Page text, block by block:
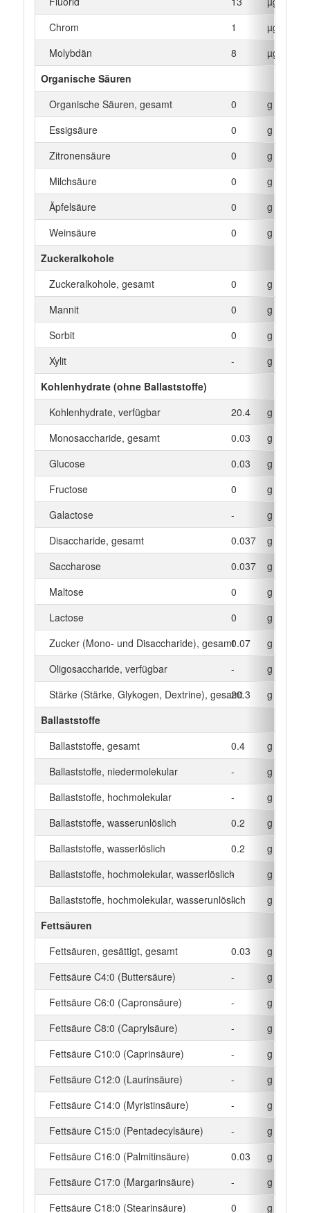
Chrom
1
µg
Molybdän
8
µg
Organische Säuren
Organische Säuren, gesamt
0
g
Essigsäure
0
g
Zitronensäure
0
g
Milchsäure
0
g
Äpfelsäure
0
g
Weinsäure
0
g
Zuckeralkohole
Zuckeralkohole, gesamt
0
g
Mannit
0
g
Sorbit
0
g
Xylit
-
g
Kohlenhydrate (ohne Ballaststoffe)
Kohlenhydrate, verfügbar
20.4
g
Monosaccharide, gesamt
0.03
g
Glucose
0.03
g
Fructose
0
g
Galactose
-
g
Disaccharide, gesamt
0.037
g
Saccharose
0.037
g
Maltose
0
g
Lactose
0
g
Zucker (Mono- und Disaccharide), gesamt0.07
g
Oligosaccharide, verfügbar
-
g
Stärke (Stärke, Glykogen, Dextrine), gesamt
20.3
g
Ballaststoffe
Ballaststoffe, gesamt
0.4
g
Ballaststoffe, niedermolekular
-
g
Ballaststoffe, hochmolekular
-
g
Ballaststoffe, wasserunlöslich
0.2
g
Ballaststoffe, wasserlöslich
0.2
g
Ballaststoffe, hochmolekular, wasserlöslich
-
g
Ballaststoffe, hochmolekular, wasserunlöslich
-
g
Fettsäuren
Fettsäuren, gesättigt, gesamt
0.03
g
Fettsäure C4:0 (Buttersäure)
-
g
Fettsäure C6:0 (Capronsäure)
-
g
Fettsäure C8:0 (Caprylsäure)
-
g
Fettsäure C10:0 (Caprinsäure)
-
g
Fettsäure C12:0 (Laurinsäure)
-
g
Fettsäure C14:0 (Myristinsäure)
-
g
Fettsäure C15:0 (Pentadecylsäure)
-
g
Fettsäure C16:0 (Palmitinsäure)
0.03
g
Fettsäure C17:0 (Margarinsäure)
-
g
Fettsäure C18:0 (Stearinsäure)
0
g